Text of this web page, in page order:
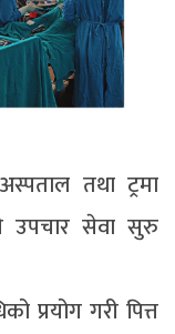
तथा ट्रमा
उपचार सेवा सुरु
प्रयोग गरी पित्त